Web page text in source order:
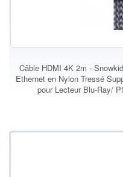
Câble HDMI 4K 2m -
Ethernet en Nylon Tressé
pour Lecteur Blu-Ray/